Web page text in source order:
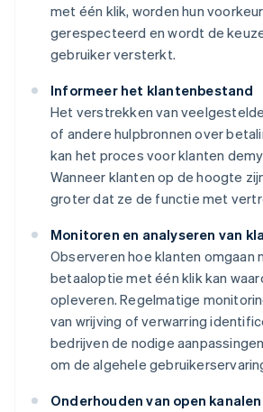
met één klik, worden hun
gerespecteerd en wordt de
gebruiker versterkt.
Informeer het klantenbestand
Het verstrekken van
of andere hulpbronnen over
kan het proces voor klanten
Wanneer klanten op de hoogte
groter dat ze de functie met
Monitoren en analyseren van
Observeren hoe klanten omgaan
betaaloptie met één klik kan
opleveren. Regelmatige
van wrijving of verwarring
bedrijven de nodige
om de algehele
Onderhouden van open